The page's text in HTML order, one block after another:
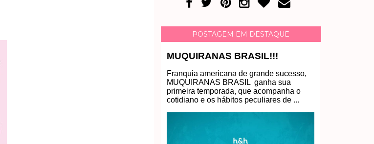
POSTAGEM EM DESTAQUE
MUQUIRANAS BRASIL!!!
Franquia americana de grande sucesso,
MUQUIRANAS BRASIL ganha sua
primeira temporada, que acompanha o
cotidiano e os hábitos peculiares de ...